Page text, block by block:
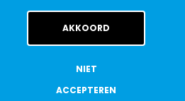
AKKOORD
NIET
ACCEPTEREN